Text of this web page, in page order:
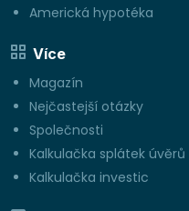
Americká hypotéka
Více
Magazín
Nejčastejší otázky
Společnosti
Kalkulačka splátek úvěrů
Kalkulačka investic